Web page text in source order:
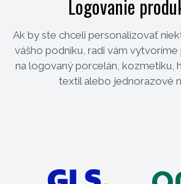
Logovanie
Ak by ste chceli personalizovať
vášho podniku, radi vám vytvoríme
na logovaný porcelán, kozmetiku,
textil alebo jednorazové